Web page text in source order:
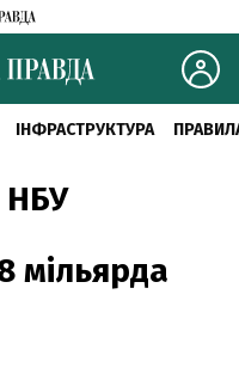
ІНФРАСТРУКТУРА
НБУ
мільярда